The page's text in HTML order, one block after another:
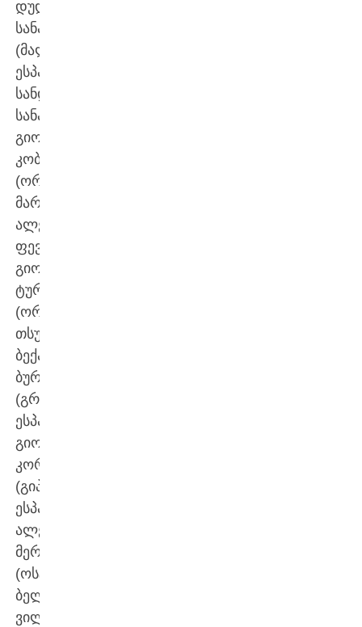
დუდა
სანაძე
(მალიორკა,
ესპანეთი),
სანდრო
სანაძე,
გიორგი
კობახიძე
(ორივე
მარგვეთი),
ალექსანდრე
ფევაძე,
გიორგი
ტურძილაძე
(ორივე
თსუ),
ბექა
ბურჯანაძე
(გრანადა,
ესპანეთი),
გიორგი
კორსანტია
(გიპუზკოა,
ესპანეთი),
ალექსანდრე
მერკვილაძე
(ოსტენდე,
ბელგია),
ვილი